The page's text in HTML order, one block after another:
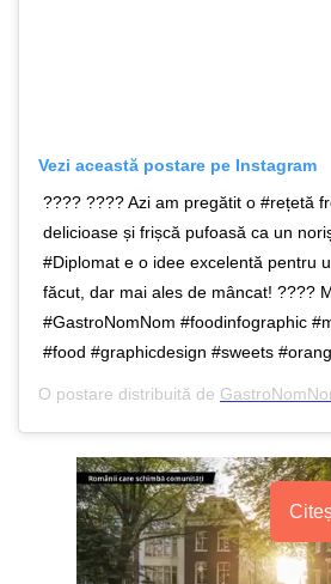
Vezi această postare pe Instagram
???? ???? Azi am pregătit o #rețetă
delicioase și frișcă pufoasă ca un
#Diplomat e o idee excelentă pentru
făcut, dar mai ales de mâncat! ????
#GastroNomNom #foodinfographic
#food #graphicdesign #sweets
O postare distribuită de